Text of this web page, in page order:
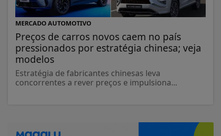
MERCADO AUTOMOTIVO
Preços de carros novos caem no país
pressionados por estratégia chinesa; veja
modelos
Estratégia de fabricantes chinesas leva
concorrentes a rever preços e impulsiona...